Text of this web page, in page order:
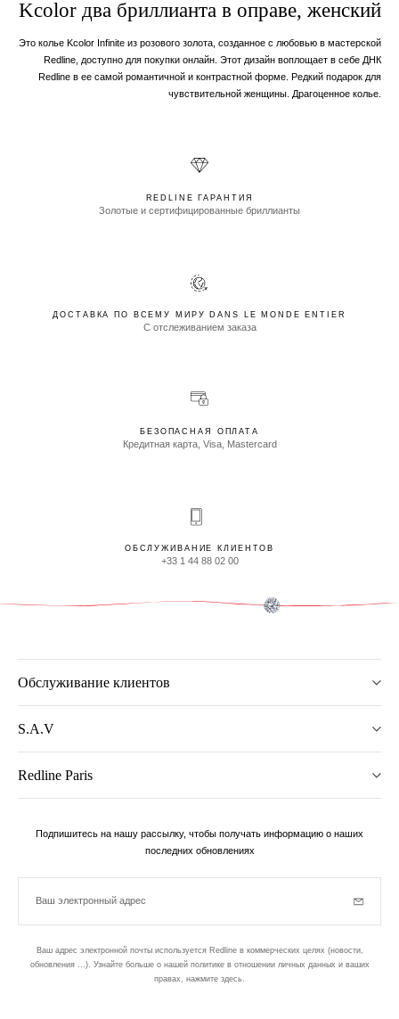
Kcolor два бриллианта в оправе, женский
Это колье Kcolor Infinite из розового золота, созданное с любовью в мастерской
Redline, доступно для покупки онлайн. Этот дизайн воплощает в себе ДНК
Redline в ее самой романтичной и контрастной форме. Редкий подарок для
чувствительной женщины. Драгоценное колье.
REDLINE ГАРАНТИЯ
Золотые и сертифицированные бриллианты
ДОСТАВКА ПО ВСЕМУ МИРУ DANS LE MONDE ENTIER
С отслеживанием заказа
БЕЗОПАСНАЯ ОПЛАТА
Кредитная карта, Visa, Mastercard
ОБСЛУЖИВАНИЕ КЛИЕНТОВ
+33 1 44 88 02 00
Обслуживание клиентов
S.A.V
Redline Paris
Подпишитесь на нашу рассылку, чтобы получать информацию о наших
последних обновлениях
Ваш электронный адрес
Ваш адрес электронной почты используется Redline в коммерческих целях (новости,
обновления ...). Узнайте больше о нашей политике в отношении личных данных и ваших
правах, нажмите здесь